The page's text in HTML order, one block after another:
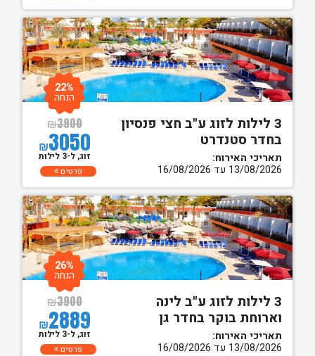
3 לילות לזוג ע"ב חצי פנסיון
בחדר סטנדרט
תאריכי האירוח:
13/08/2026 עד 16/08/2026
₪3900
₪3050
22%
הנחה
זוג, ל-3 לילות
פרטים
3 לילות לזוג ע"ב לינה
וארוחת בוקר בחדר גן
תאריכי האירוח:
13/08/2026 עד 16/08/2026
₪3900
₪2889
26%
הנחה
זוג, ל-3 לילות
פרטים